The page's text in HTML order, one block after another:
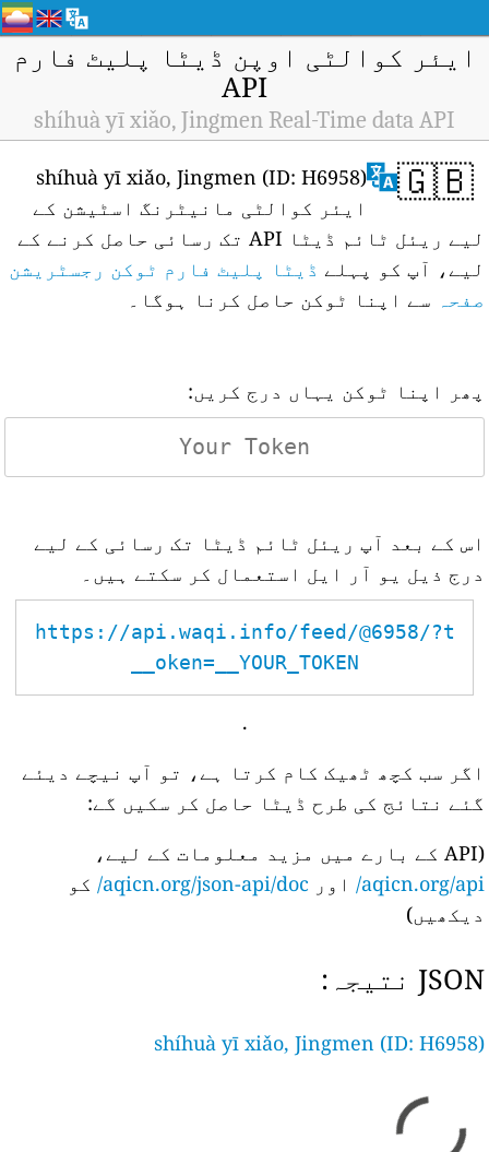
ایئر کوالٹی اوپن ڈیٹا پلیٹ فارم
API
shíhuà yī xiǎo, Jingmen Real-Time data API
🇬🇧
shíhuà yī xiǎo, Jingmen (ID: H6958)
ایئر کوالٹی مانیٹرنگ اسٹیشن کے
لیے ریئل ٹائم ڈیٹا API تک رسائی حاصل کرنے کے
لیے، آپ کو پہلے ڈیٹا پلیٹ فارم ٹوکن رجسٹریشن
صفحہ سے اپنا ٹوکن حاصل کرنا ہوگا۔
پھر اپنا ٹوکن یہاں درج کریں:
اس کے بعد آپ ریئل ٹائم ڈیٹا تک رسائی کے لیے
درج ذیل یو آر ایل استعمال کر سکتے ہیں۔
https://api.waqi.info/feed/@6958/?t
oken=__YOUR_TOKEN__
.
اگر سب کچھ ٹھیک کام کرتا ہے، تو آپ نیچے دیئے
گئے نتائج کی طرح ڈیٹا حاصل کر سکیں گے:
(API کے بارے میں مزید معلومات کے لیے،
aqicn.org/api/
اور aqicn.org/json-api/doc/ کو
دیکھیں)
JSON نتیجہ:
shíhuà yī xiǎo, Jingmen (ID: H6958)